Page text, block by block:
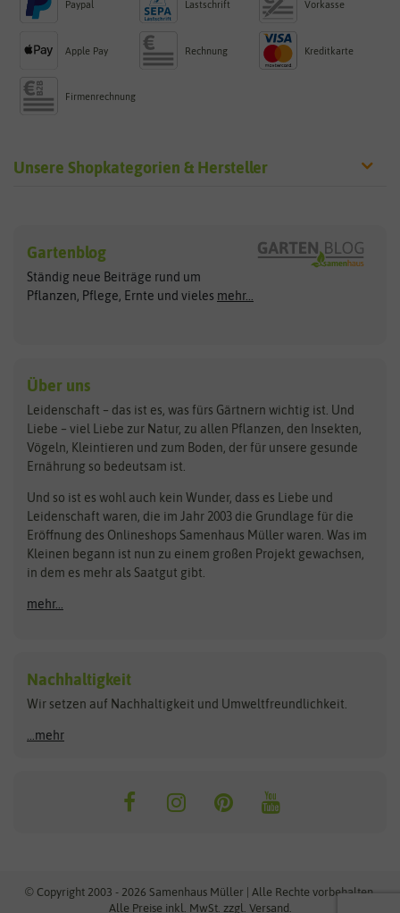
Paypal Lastschrift Vorkasse
Apple Pay Rechnung Kreditkarte
Firmenrechnung
Unsere Shopkategorien & Hersteller
Exotische Samen
Gemüsesamen
Gründünger
Kräutersamen
Obstsamen
Pilzbrut
Rasensamen
Steckzwiebeln
Zimmer & Kübelpflanzen
Kataloge
Schnäppchen
Anzucht & Gartenzubehör
Anzuchtschalen
Heizmatte & Heizkabel
Kokos-Quelltabletten
Zimmergewächshaus
Maissamen
Arche Noah
ASB Greenworld
Benary
Bingenheimer Saatgut
Bionana
BIOWOL
Blumicorn
Bûten Birds
Carl Pabst
Clever Pots
COMPO
Dürr-Samen
Feldsaaten Freudenberger
Fertil
Flora Elite
Florissa
Flortis
Franchi Sementi
Hortitops
JUB Holland
Gartenblog
Ständig neue Beiträge rund um
Pflanzen, Pflege, Ernte und vieles mehr...
Über uns
Leidenschaft – das ist es, was fürs Gärtnern wichtig ist. Und
Liebe – viel Liebe zur Natur, zu allen Pflanzen, den Insekten,
Vögeln, Kleintieren und zum Boden, der für unsere gesunde
Ernährung so bedeutsam ist.
Und so ist es wohl auch kein Wunder, dass es Liebe und
Leidenschaft waren, die im Jahr 2003 die Grundlage für die
Eröffnung des Onlineshops Samenhaus Müller waren. Was im
Kleinen begann ist nun zu einem großen Projekt gewachsen,
in dem es mehr als Saatgut gibt.
mehr...
Nachhaltigkeit
Wir setzen auf Nachhaltigkeit und Umweltfreundlichkeit.
...mehr
© Copyright 2003 - 2026 Samenhaus Müller | Alle Rechte vorbehalten.
Alle Preise inkl. MwSt. zzgl. Versand.